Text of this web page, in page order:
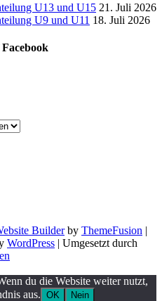
U13 und U15 21. Juli 2026
U9 und U11 18. Juli 2026
Builderby ThemeFusion
WordPress | Umgesetzt durch
du die Website weiter nutzt,
aus. OK Nein